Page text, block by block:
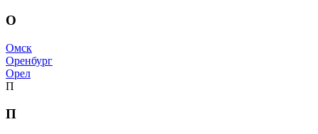
О
Омск
Оренбург
Орел
П
П